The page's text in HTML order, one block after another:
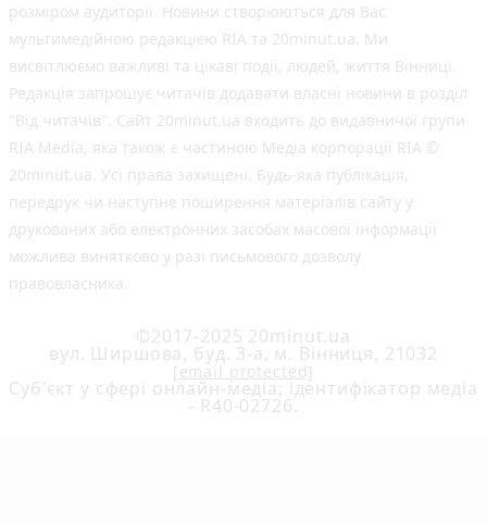
розміром аудиторії. Новини створюються для Вас
мультимедійною редакцією RIA та 20minut.ua. Ми
висвітлюємо важливі та цікаві події, людей, життя Вінниці.
Редакція запрошує читачів додавати власні новини в розділ
"Від читачів". Сайт 20minut.ua входить до видавничої групи
RIA Media, яка також є частиною Медіа корпорації RIA ©
20minut.ua. Усі права захищені. Будь-яка публiкацiя,
передрук чи наступне поширення матеріалів сайту у
друкованих або електронних засобах масової інформації
можлива винятково у разі письмового дозволу
правовласника.
©2017-2025 20minut.ua
вул. Ширшова, буд. 3-а, м. Вінниця, 21032
[email protected]
Cуб'єкт у сфері онлайн-медіа; ідентифікатор медіа
- R40-02726.